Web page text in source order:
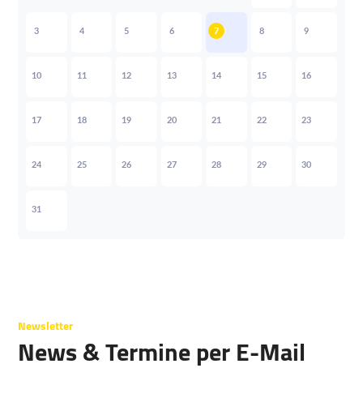
3 4 5 6 7 8 9
10 11 12 13 14 15 16
17 18 19 20 21 22 23
24 25 26 27 28 29 30
31
News & Termine per E-Mail
Newsletter